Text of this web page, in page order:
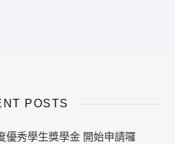
POSTS
優秀學生獎學金 開始申請囉